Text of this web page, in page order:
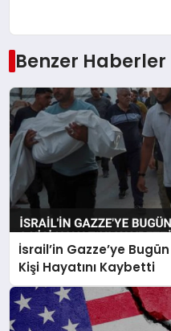
Benzer Haberler
İsrail’in Gazze’ye
Kişi Hayatını Kaybetti